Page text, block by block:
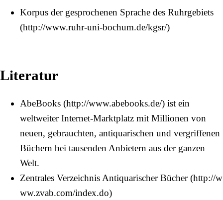
Korpus der gesprochenen Sprache des Ruhrgebiets
Literatur
AbeBooks
ist ein
weltweiter Internet-Marktplatz mit Millionen von
neuen, gebrauchten, antiquarischen und vergriffenen
Büchern bei tausenden Anbietern aus der ganzen
Welt.
Zentrales Verzeichnis Antiquarischer Bücher